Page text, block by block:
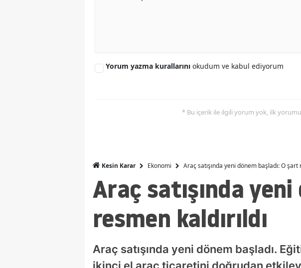
Yorum yazma kurallarını okudum ve kabul ediyorum
* Bu içerik ile ilgili yorum yok, ilk yorumu
Kesin Karar Ekonomi Araç satışında yeni dönem başladı: O şart
Araç satışında
resmen kaldırıldı
Araç satışında yeni dönem başladı.